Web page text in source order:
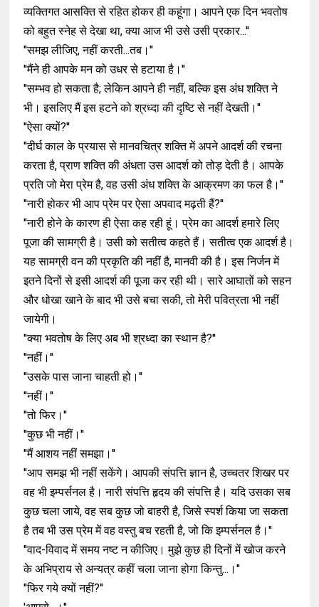
व्यक्तिगत आसक्ति से रहित होकर ही कहूंगा। आपने एक दिन भवतोष
को बहुत स्नेह से देखा था, क्या आज भी उसे उसी प्रकार...''
''समझ लीजिए, नहीं करती...तब।''
''मैंने ही आपके मन को उधर से हटाया है।''
''सम्भव हो सकता है; लेकिन आपने ही नहीं, बल्कि इस अंध शक्ति ने
भी। इसलिए मैं इस हटने को श्रध्दा की दृष्टि से नहीं देखती।''
''ऐसा क्यों?''
''दीर्घ काल के प्रयास से मानवचित्र शक्ति में अपने आदर्श की रचना
करता है, प्राण शक्ति की अंधता उस आदर्श को तोड़ देती है। आपके
प्रति जो मेरा प्रेम है, वह उसी अंध शक्ति के आक्रमण का फल है।''
''नारी होकर भी आप प्रेम पर ऐसा अपवाद मढ़ती हैं?''
''नारी होने के कारण ही ऐसा कह रही हूं। प्रेम का आदर्श हमारे लिए
पूजा की सामग्री है। उसी को सतीत्व कहते हैं। सतीत्व एक आदर्श है।
यह सामग्री वन की प्रकृति की नहीं है, मानवी की है। इस निर्जन में
इतने दिनों से इसी आदर्श की पूजा कर रही थी। सारे आघातों को सहन
और धोखा खाने के बाद भी उसे बचा सकी, तो मेरी पवित्रता भी नहीं
जायेगी।
''क्या भवतोष के लिए अब भी श्रध्दा का स्थान है?''
''नहीं।''
''उसके पास जाना चाहती हो।''
''नहीं।''
''तो फिर।''
''कुछ भी नहीं।''
''मैं आशय नहीं समझा।''
''आप समझ भी नहीं सकेंगे। आपकी संपत्ति ज्ञान है, उच्चतर शिखर पर
वह भी इम्पर्सनल है। नारी संपत्ति हृदय की संपत्ति है। यदि उसका सब
कुछ चला जाये, वह सब कुछ जो बाहरी है, जिसे स्पर्श किया जा सकता
है तब भी उस प्रेम में वह वस्तु बच रहती है, जो कि इम्पर्सनल है।''
''वाद-विवाद में समय नष्ट न कीजिए। मुझे कुछ ही दिनों में खोज करने
के अभिप्राय से अन्यत्र कहीं चला जाना होगा किन्तु...।''
''फिर गये क्यों नहीं?''